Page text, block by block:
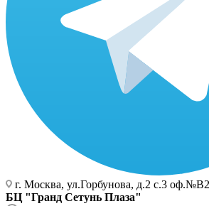
г. Москва, ул.Горбунова, д.2 с.3
БЦ "Гранд Сетунь Плаза"